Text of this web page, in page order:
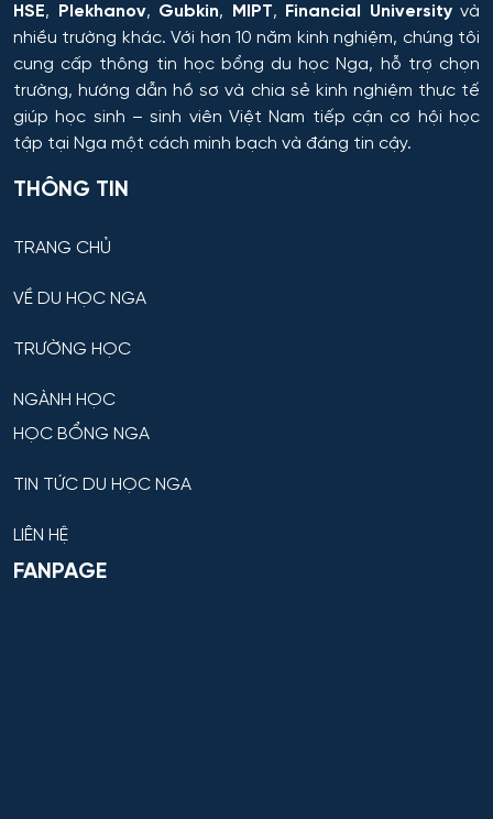
HSE, Plekhanov, Gubkin, MIPT, Financial Universityvà
nhiều trường khác. Với hơn 10 năm kinh nghiệm, chúng tôi
cung cấp thông tin học bổng du học Nga, hỗ trợ chọn
trường, hướng dẫn hồ sơ và chia sẻ kinh nghiệm thực tế
giúp học sinh – sinh viên Việt Nam tiếp cận cơ hội học
tập tại Nga một cách minh bạch và đáng tin cậy.
THÔNG TIN
TRANG CHỦ
VỀ DU HỌC NGA
TRƯỜNG HỌC
NGÀNH HỌC
HỌC BỔNG NGA
TIN TỨC DU HỌC NGA
LIÊN HỆ
FANPAGE